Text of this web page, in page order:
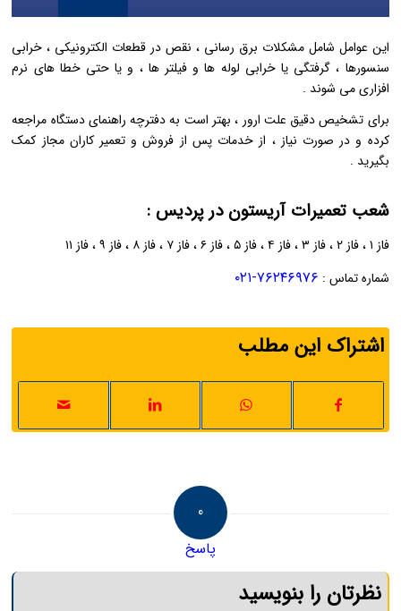
این عوامل شامل مشکلات برق ‌رسانی ، نقص در قطعات الکترونیکی ، خرابی
سنسورها ، گرفتگی یا خرابی لوله ‌ها و فیلتر ها ، و یا حتی خطا های نرم
‌افزاری می ‌شوند .
برای تشخیص دقیق علت ارور ، بهتر است به دفترچه راهنمای دستگاه مراجعه
کرده و در صورت نیاز ، از خدمات پس از فروش و تعمیر کاران مجاز کمک
بگیرید .
شعب تعمیرات آریستون در پردیس :
فاز ۱ ، فاز ۲ ، فاز ۳ ، فاز ۴ ، فاز ۵ ، فاز ۶ ، فاز ۷ ، فاز ۸ ، فاز ۹ ، فاز ۱۱
شماره تماس : ۷۶۲۴۶۹۷۶-۰۲۱
اشتراک این مطلب
0
پاسخ
نظرتان را بنویسید